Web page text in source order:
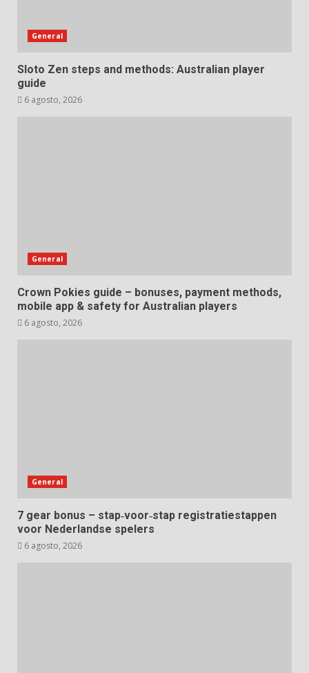
General
Sloto Zen steps and methods: Australian player
guide
6 agosto, 2026
General
Crown Pokies guide – bonuses, payment methods,
mobile app & safety for Australian players
6 agosto, 2026
General
7 gear bonus – stap‑voor‑stap registratiestappen
voor Nederlandse spelers
6 agosto, 2026